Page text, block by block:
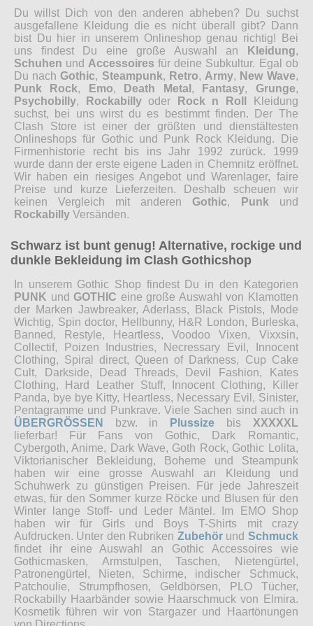
Du willst Dich von den anderen abheben? Du suchst
ausgefallene Kleidung die es nicht überall gibt? Dann
bist Du hier in unserem Onlineshop genau richtig! Bei
uns findest Du eine große Auswahl an
Kleidung,
Schuhen und Accessoires für deine Subkultur. Egal ob
Du nach Gothic, Steampunk, Retro, Army, New Wave,
Punk Rock, Emo, Death Metal , Fantasy, Grunge,
Psychobilly, Rockabillyoder Rock n Roll
Kleidung
suchst, bei uns wirst du es bestimmt finden. Der The
Clash Store ist einer der größten und dienstältesten
Onlineshops für Gothic und Punk Rock Kleidung. Die
Firmenhistorie recht bis ins Jahr 1992 zurück. 1999
wurde dann der erste eigene Laden in Chemnitz eröffnet.
Wir haben ein riesiges Angebot und Warenlager, faire
Preise und kurze Lieferzeiten. Deshalb scheuen wir
keinen Vergleich mit anderen Gothic, Punk und
Rockabilly Versänden.
Schwarz ist bunt genug! Alternative, rockige und
dunkle Bekleidung im Clash Gothicshop
In unserem Gothic Shop findest Du in den Kategorien
PUNK und GOTHIC eine große Auswahl von Klamotten
der Marken Jawbreaker, Aderlass, Black Pistols, Mode
Wichtig, Spin doctor, Hellbunny, H&R London, Burleska,
Banned, Restyle, Heartless, Voodoo Vixen, Vixxsin,
Collectif, Poizen Industries, Necressary Evil, Innocent
Clothing, Spiral direct, Queen of Darkness, Cup Cake
Cult, Darkside, Dead Threads, Devil Fashion, Kates
Clothing, Hard Leather Stuff, Innocent Clothing, Killer
Panda, bye bye Kitty, Heartless, Necessary Evil, Sinister,
Pentagramme und Punkrave. Viele Sachen sind auch in
ÜBERGRÖSSEN
bzw. in Plussize bis XXXXXL
lieferbar! Für Fans von Gothic, Dark Romantic,
Cybergoth, Anime, Dark Wave, Goth Rock, Gothic Lolita,
Viktorianischer Bekleidung, Boheme und Steampunk
haben wir eine grosse Auswahl an Kleidung und
Schuhwerk zu günstigen Preisen. Für jede Jahreszeit
etwas, für den Sommer kurze Röcke und Blusen für den
Winter lange Stoff- und Leder Mäntel. Im EMO Shop
haben wir für Girls und Boys T-Shirts mit crazy
Aufdrucken. Unter den Rubriken Zubehörund Schmuck
findet ihr eine Auswahl an Gothic Accessoires wie
Gothicmasken, Armstulpen, Taschen, Nietengürtel,
Patronengürtel, Nieten, Schirme, indischer Schmuck,
Patchoulie, Strumpfhosen, Geldbörsen, PLO Tücher,
Rockabilly Haarbänder sowie Haarschmuck von Elmira.
Kosmetik führen wir von Stargazer und Haartönungen